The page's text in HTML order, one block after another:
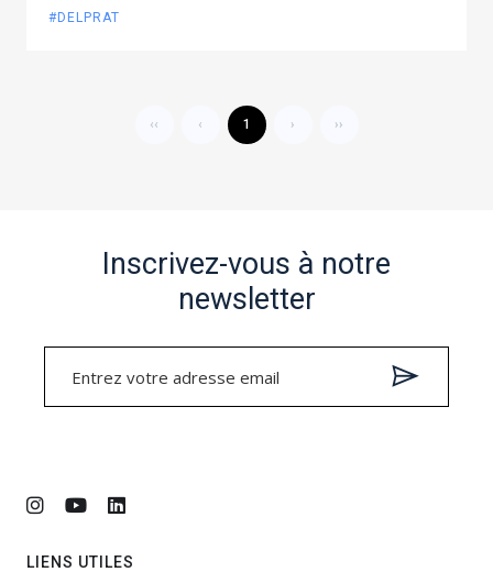
#DELPRAT
‹‹ ‹ 1 › ››
Inscrivez-vous à notre
newsletter
LIENS UTILES